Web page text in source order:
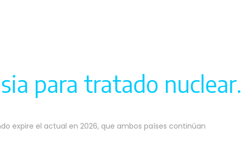
para tratado nuclear.
expire el actual en 2026, que ambos países continúan